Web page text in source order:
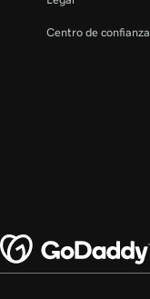
Centro de confianza